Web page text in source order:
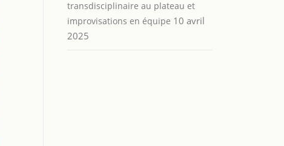
transdisciplinaire au plateau et
improvisations en équipe 10 avril
2025